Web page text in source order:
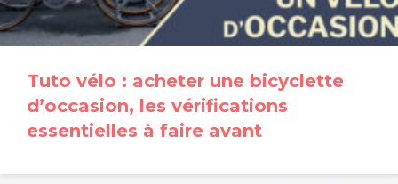
Tuto vélo : acheter une bicyclette
d’occasion, les vérifications
essentielles à faire avant